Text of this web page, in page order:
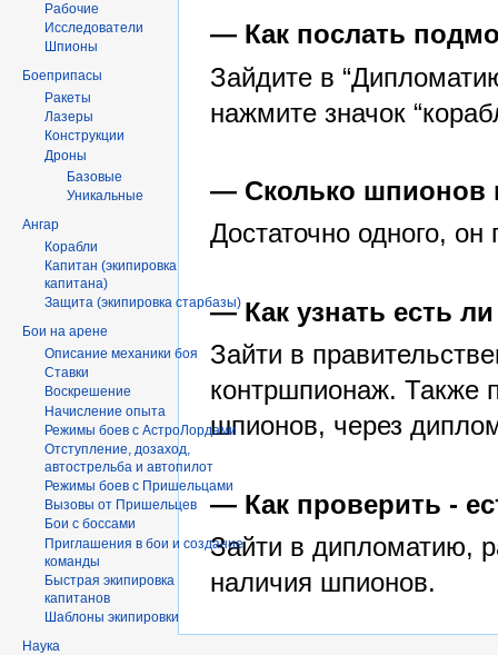
— Как послать
Зайдите в
нажмите значок
— Сколько шпионов
Достаточно одного,
— Как узнать есть
Зайти в
контршпионаж. Также
шпионов, через
— Как проверить -
Зайти в дипломатию,
наличия шпионов.
Рабочие
Исследователи
Шпионы
Боеприпасы
Ракеты
Лазеры
Конструкции
Дроны
Базовые
Уникальные
Ангар
Корабли
Капитан (экипировка
капитана)
Защита (экипировка старбазы)
Бои на арене
Описание механики боя
Ставки
Воскрешение
Начисление опыта
Режимы боев с АстроЛордами
Отступление, дозаход,
автострельба и автопилот
Режимы боев с Пришельцами
Вызовы от Пришельцев
Бои с боссами
Приглашения в бои и создание
команды
Быстрая экипировка
капитанов
Шаблоны экипировки
Наука